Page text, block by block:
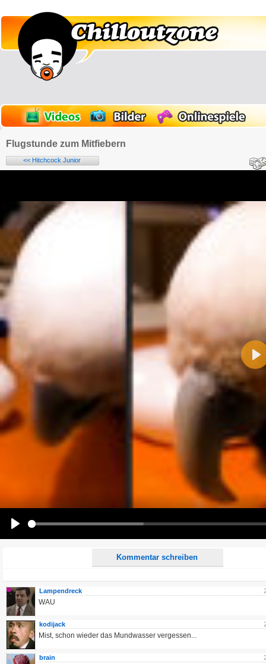
Flugstunde zum Mitfiebern
<< Hitchcock Junior
Kommentar schreiben
Name:
E-Mail-Adresse (optional):
Kommentar:
Alle HTML-Tags außer <br>, <strike> und <i> werden aus Deinem Kommentar entfernt.
URLs werden automatisch umgewandelt. Bitte verwende "www." oder "http://" in URLs
Ich möchte eine E-Mail, wenn auf dieser Seite weitere Kommentare erscheinen.
Lampendreck
WAU
kodijack
Mist, schon wieder das Mundwasser vergessen...
brain